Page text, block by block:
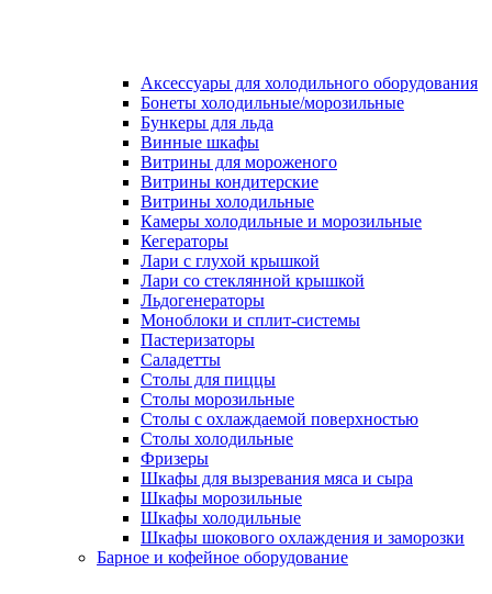
Аксессуары для холодильного оборудования
Бонеты холодильные/морозильные
Бункеры для льда
Винные шкафы
Витрины для мороженого
Витрины кондитерские
Витрины холодильные
Камеры холодильные и морозильные
Кегераторы
Лари с глухой крышкой
Лари со стеклянной крышкой
Льдогенераторы
Моноблоки и сплит-системы
Пастеризаторы
Саладетты
Столы для пиццы
Столы морозильные
Столы с охлаждаемой поверхностью
Столы холодильные
Фризеры
Шкафы для вызревания мяса и сыра
Шкафы морозильные
Шкафы холодильные
Шкафы шокового охлаждения и заморозки
Барное и кофейное оборудование